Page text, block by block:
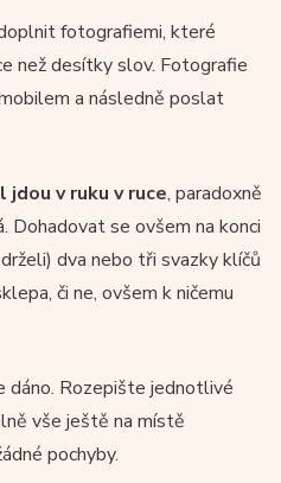
fotografiemi, které
než desítky slov. Fotografie
a následně poslat
v ruku v ruce, paradoxně
Dohadovat se ovšem na konci
dva nebo tři svazky klíčů
či ne, ovšem k ničemu
dáno. Rozepište jednotlivé
vše ještě na místě
pochyby.